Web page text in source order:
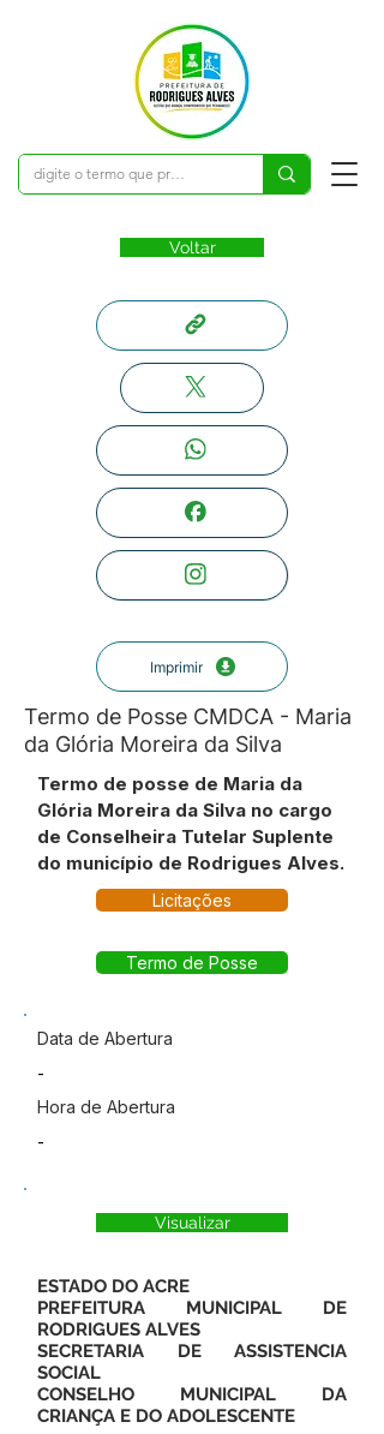
Voltar
Imprimir
Termo de Posse CMDCA - Maria
da Glória Moreira da Silva
Termo de posse de Maria da
Glória Moreira da Silva no cargo
de Conselheira Tutelar Suplente
do município de Rodrigues Alves.
Licitações
Termo de Posse
Data de Abertura
-
Hora de Abertura
-
Visualizar
ESTADO DO ACRE
PREFEITURA MUNICIPAL DE
RODRIGUES ALVES
SECRETARIA DE ASSISTENCIA
SOCIAL
CONSELHO MUNICIPAL DA
CRIANÇA E DO ADOLESCENTE